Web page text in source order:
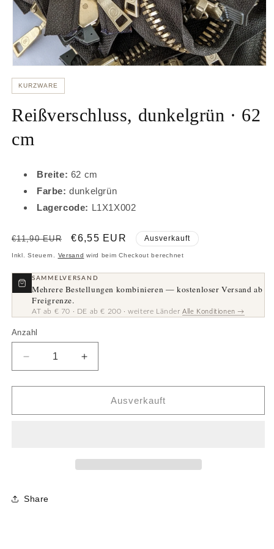
1
KURZWARE
Reißverschluss, dunkelgrün · 62
cm
Breite: 62 cm
Farbe: dunkelgrün
Lagercode: L1X1X002
Normaler
Preis
€11,90 EUR Verkaufspreis
€6,55 EUR Ausverkauft
Inkl. Steuern. Versand wird beim Checkout berechnet
SAMMELVERSAND
Mehrere Bestellungen kombinieren — kostenloser Versand ab
Freigrenze.
AT ab € 70 · DE ab € 200 · weitere LänderAlle Konditionen →
Anzahl
Anzahl
Verringere
die
Menge
Reißverschluss,
Erhöhe
die
Menge
Reißverschluss,
Ausverkauft
Share